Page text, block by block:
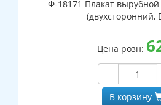
Ф-18171 Плакат
(двухсторонний,
Цена розн:
−
В корзину